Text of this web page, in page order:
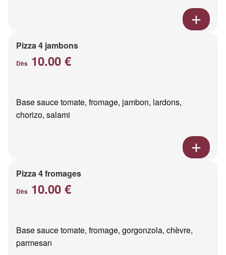
Pizza 4 jambons
Dès 10.00 €
Base sauce tomate, fromage, jambon, lardons,
chorizo, salami
Pizza 4 fromages
Dès 10.00 €
Base sauce tomate, fromage, gorgonzola, chèvre,
parmesan